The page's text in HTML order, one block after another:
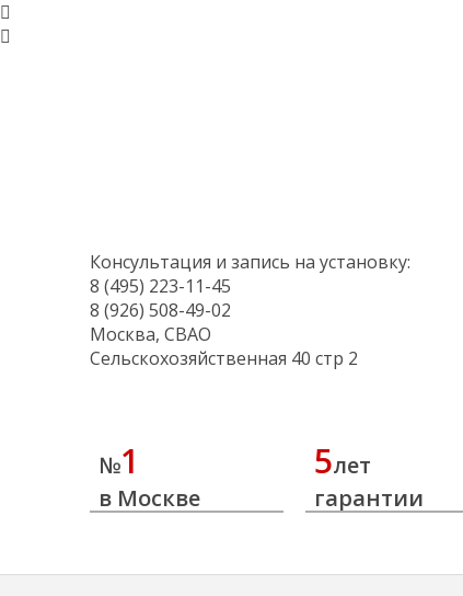
Консультация и запись на установку:
8 (495) 223-11-45
8 (926) 508-49-02
Москва, СВАО
Сельскохозяйственная 40 стр 2
№1
в Москве
5лет
гарантии